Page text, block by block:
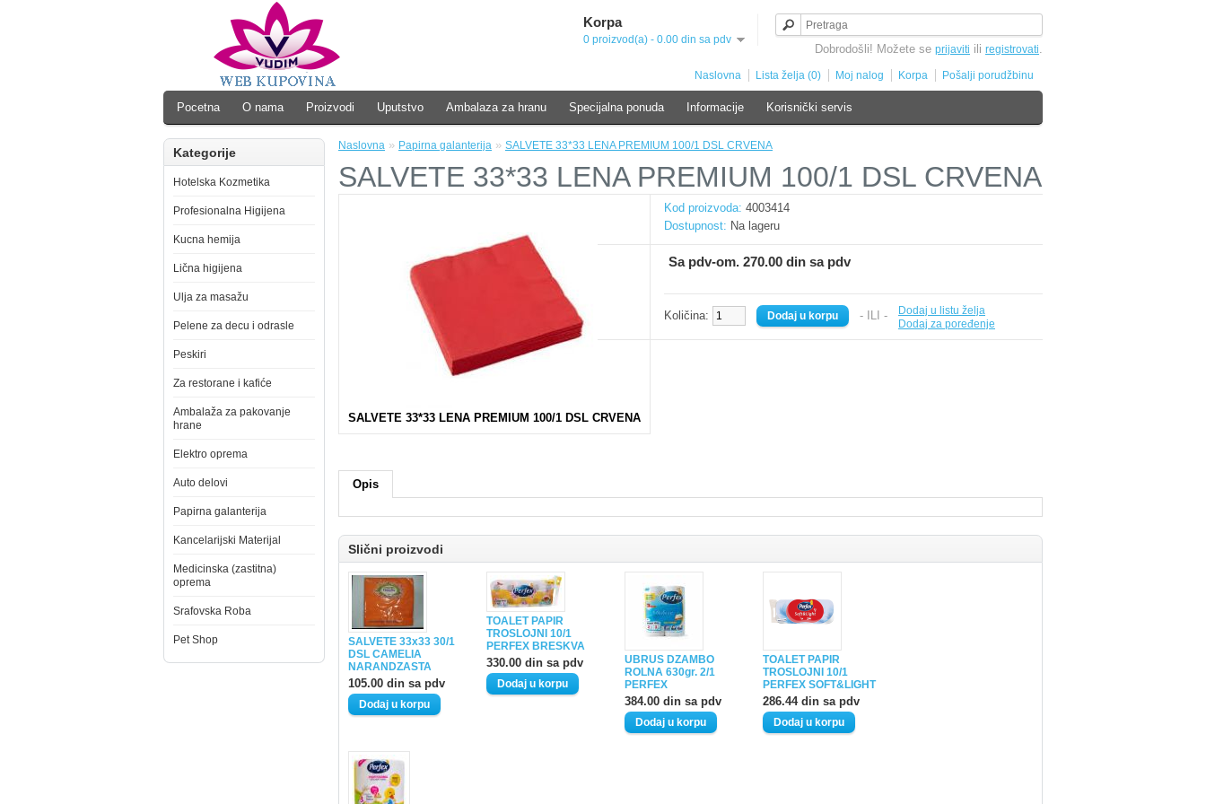
Korpa
0 proizvod(a) - 0.00 din sa pdv
Dobrodošli! Možete se prijaviti ili registrovati.
Naslovna Lista želja (0) Moj nalog Korpa Pošalji porudžbinu
Pocetna O nama Proizvodi Uputstvo Ambalaza za hranu Specijalna ponuda Informacije Korisnički servis
Kategorije
Hotelska Kozmetika
Profesionalna Higijena
Kucna hemija
Lična higijena
Ulja za masažu
Pelene za decu i odrasle
Peskiri
Za restorane i kafiće
Ambalaža za pakovanje
hrane
Elektro oprema
Auto delovi
Papirna galanterija
Kancelarijski Materijal
Medicinska (zastitna)
oprema
Srafovska Roba
Pet Shop
Naslovna » Papirna galanterija » SALVETE 33*33 LENA PREMIUM 100/1 DSL CRVENA
SALVETE 33*33 LENA PREMIUM 100/1 DSL CRVENA
SALVETE 33*33 LENA PREMIUM 100/1 DSL CRVENA
Kod proizvoda: 4003414
Dostupnost: Na lageru
Sa pdv-om. 270.00 din sa pdv
Količina: - ILI -
Dodaj u listu želja
Dodaj za poređenje
Opis
Slični proizvodi
SALVETE 33x33 30/1
DSL CAMELIA
NARANDZASTA
105.00 din sa pdv
TOALET PAPIR
TROSLOJNI 10/1
PERFEX BRESKVA
330.00 din sa pdv
UBRUS DZAMBO
ROLNA 630gr. 2/1
PERFEX
384.00 din sa pdv
TOALET PAPIR
TROSLOJNI 10/1
PERFEX SOFT&LIGHT
286.44 din sa pdv